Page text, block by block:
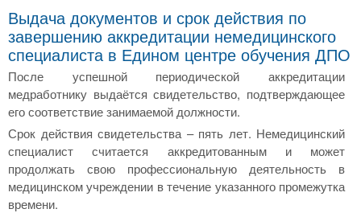
Выдача документов и срок действия по
завершению аккредитации немедицинского
специалиста в Едином центре обучения ДПО
После успешной периодической аккредитации
медработнику выдаётся свидетельство, подтверждающее
его соответствие занимаемой должности.
Срок действия свидетельства – пять лет. Немедицинский
специалист считается аккредитованным и может
продолжать свою профессиональную деятельность в
медицинском учреждении в течение указанного промежутка
времени.